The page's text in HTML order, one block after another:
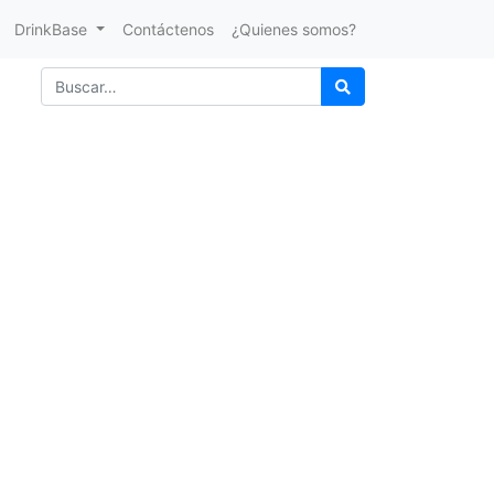
DrinkBase Contáctenos ¿Quienes somos?